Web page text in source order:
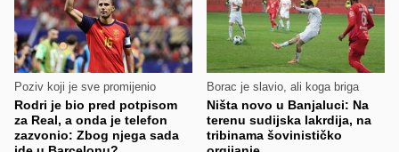
Poziv koji je sve promijenio
Rodri je bio pred potpisom
za Real, a onda je telefon
zazvonio: Zbog njega sada
Borac je slavio, ali koga briga
Ništa novo u Banjaluci: Na
terenu sudijska lakrdija, na
tribinama šovinističko